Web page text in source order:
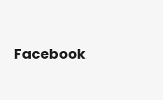
Facebook